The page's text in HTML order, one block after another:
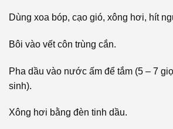
Dùng xoa bóp, cạo gió, xông hơi, hít
Bôi vào vết côn trùng cắn.
Pha dầu vào nước ấm để tắm (5 – 7
sinh).
Xông hơi bằng đèn tinh dầu.